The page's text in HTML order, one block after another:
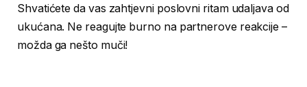
Shvatićete da vas zahtjevni poslovni ritam udaljava od
ukućana. Ne reagujte burno na partnerove reakcije –
možda ga nešto muči!